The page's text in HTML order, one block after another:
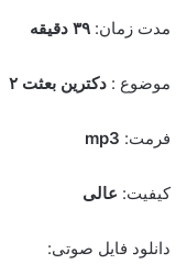
مدت زمان: ۳۹ دقیقه
موضوع : دکترین بعثت ۲
فرمت: mp3
کیفیت: عالی
دانلود فایل صوتی: